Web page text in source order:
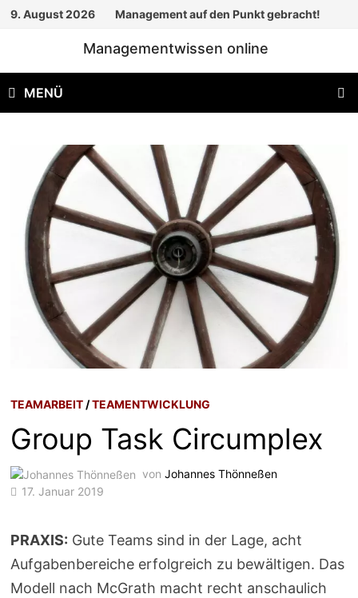
Zum
9. August 2026 Management auf den Punkt gebracht!
Managementwissen online
MENÜ
TEAMARBEIT /TEAMENTWICKLUNG
Group Task Circumplex
vonJohannes Thönneßen
17. Januar 2019
PRAXIS: Gute Teams sind in der Lage, acht
Aufgabenbereiche erfolgreich zu bewältigen. Das
Modell nach McGrath macht recht anschaulich